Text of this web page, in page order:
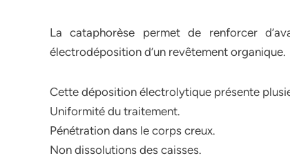
La cataphorèse permet de renforcer
électrodéposition d’un revêtement organique.
Cette déposition électrolytique présente
Uniformité du traitement.
Pénétration dans le corps creux.
Non dissolutions des caisses.